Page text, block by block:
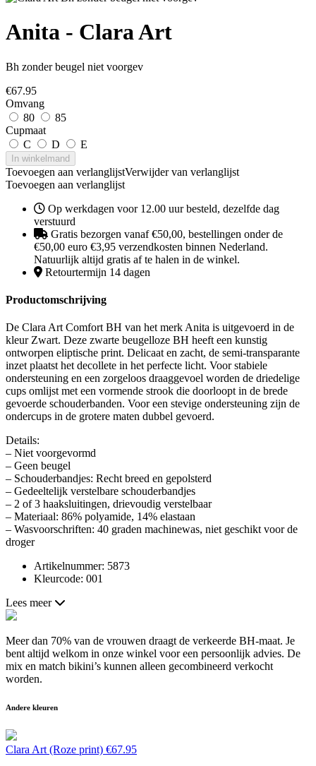
Anita - Clara Art
Bh zonder beugel niet voorgev
€67.95
Omvang
80
85
Cupmaat
C
D E
In winkelmand
Toevoegen aan verlanglijstVerwijder van verlanglijst
Toevoegen aan verlanglijst
Op werkdagen voor 12.00 uur besteld, dezelfde dag
verstuurd
Gratis bezorgen vanaf €50,00, bestellingen onder de
€50,00 euro €3,95 verzendkosten binnen Nederland.
Natuurlijk altijd gratis af te halen in de winkel.
Retourtermijn 14 dagen
Productomschrijving
De Clara Art Comfort BH van het merk Anita is uitgevoerd in de
kleur Zwart. Deze zwarte beugelloze BH heeft een kunstig
ontworpen eliptische print. Delicaat en zacht, de semi-transparante
inzet plaatst het decollete in het perfecte licht. Voor stabiele
ondersteuning en een zorgeloos draaggevoel worden de driedelige
cups omlijst met een vormende strook die doorloopt in de brede
gevoerde schouderbanden. Voor een stevige ondersteuning zijn de
ondercups in de grotere maten dubbel gevoerd.
Details:
– Niet voorgevormd
– Geen beugel
– Schouderbandjes: Recht breed en gepolsterd
– Gedeeltelijk verstelbare schouderbandjes
– 2 of 3 haaksluitingen, drievoudig verstelbaar
– Materiaal: 86% polyamide, 14% elastaan
– Wasvoorschriften: 40 graden machinewas, niet geschikt voor de
droger
Artikelnummer: 5873
Kleurcode: 001
Lees meer
Meer dan 70% van de vrouwen draagt de verkeerde BH-maat. Je
bent altijd welkom in onze winkel voor een persoonlijk advies. De
mix en match bikini’s kunnen alleen gecombineerd verkocht
worden.
Andere kleuren
Clara Art (Roze print) €67.95